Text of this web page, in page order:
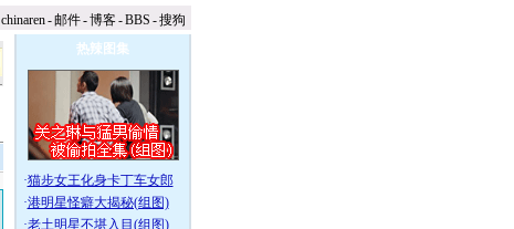
chinaren-邮件-博客-BBS -搜狗
热辣图集
·猫步女王化身卡丁车女郎
·港明星怪癖大揭秘(组图)
·老土明星不堪入目(组图)